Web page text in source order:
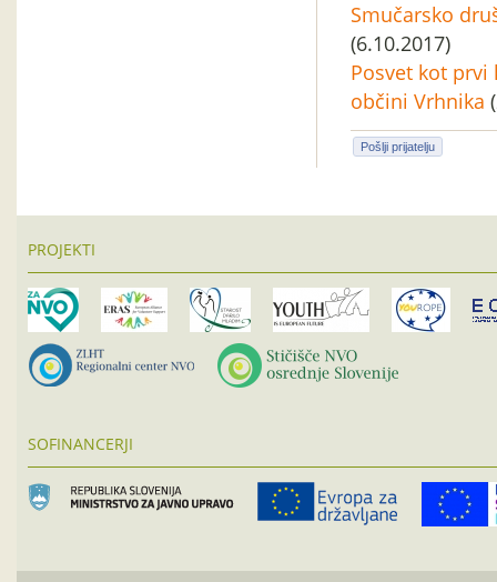
Smučarsko
(6.10.2017)
Posvet kot
občini Vrhnika
Pošlji prijatelju
PROJEKTI
SOFINANCERJI